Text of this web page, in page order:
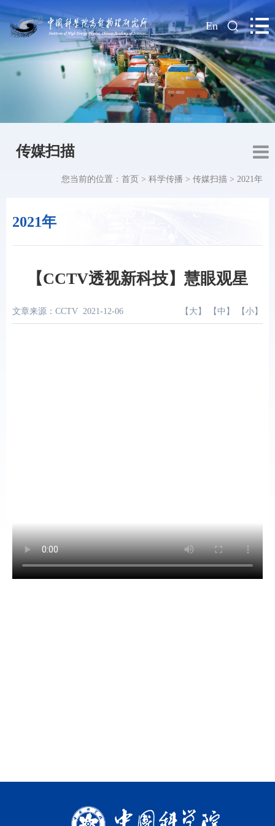
| En
传媒扫描
2021年
您当前的位置： 首页 > 科学传播 > 传媒扫描 > 2021年
【CCTV透视新科技】慧眼观星
文章来源：CCTV 2021-12-06 【 大 】 【 中 】 【 小 】